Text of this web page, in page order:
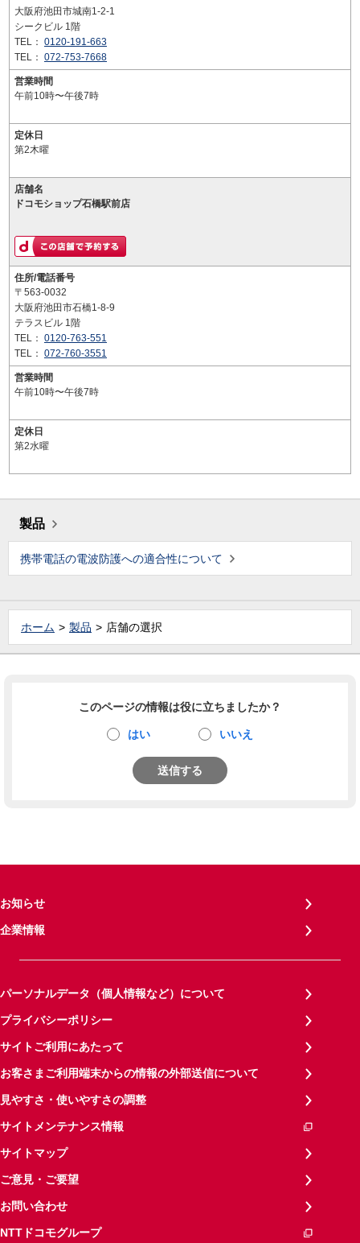
大阪府池田市城南1-2-1
シークビル 1階
TEL： 0120-191-663
TEL： 072-753-7668
営業時間
午前10時〜午後7時
定休日
第2木曜
店舗名
ドコモショップ石橋駅前店
住所/電話番号
〒563-0032
大阪府池田市石橋1-8-9
テラスビル 1階
TEL： 0120-763-551
TEL： 072-760-3551
営業時間
午前10時〜午後7時
定休日
第2水曜
製品
携帯電話の電波防護への適合性について
ホーム 製品 店舗の選択
このページの情報は役に立ちましたか？
はい いいえ
送信する
お知らせ
企業情報
パーソナルデータ（個人情報など）について
プライバシーポリシー
サイトご利用にあたって
お客さまご利用端末からの情報の外部送信について
見やすさ・使いやすさの調整
サイトメンテナンス情報
サイトマップ
ご意見・ご要望
お問い合わせ
NTTドコモグループ